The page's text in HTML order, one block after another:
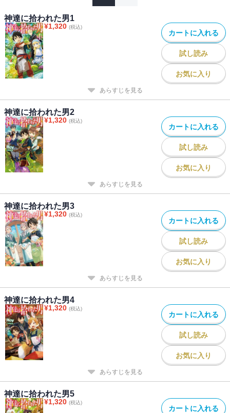
神達に拾われた男1
¥1,320 (税込)
カートに入れる
試し読み
お気に入り
あらすじを見る
神達に拾われた男2
¥1,320 (税込)
カートに入れる
試し読み
お気に入り
あらすじを見る
神達に拾われた男3
¥1,320 (税込)
カートに入れる
試し読み
お気に入り
あらすじを見る
神達に拾われた男4
¥1,320 (税込)
カートに入れる
試し読み
お気に入り
あらすじを見る
神達に拾われた男5
¥1,320 (税込)
カートに入れる